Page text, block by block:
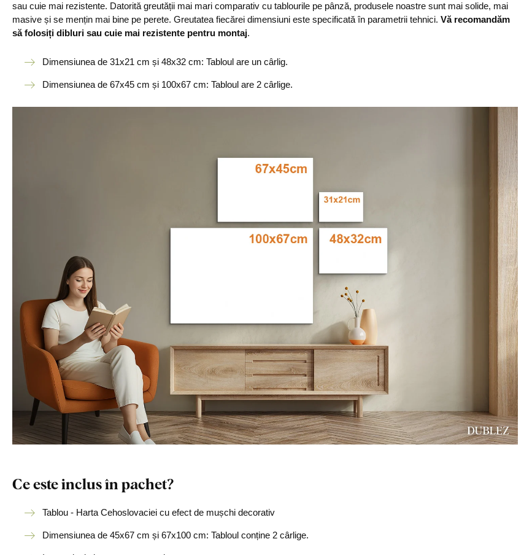
sau cuie mai rezistente. Datorită greutății mai mari comparativ cu tablourile pe pânză, produsele noastre sunt mai solide, mai
masive și se mențin mai bine pe perete. Greutatea fiecărei dimensiuni este specificată în parametrii tehnici. Vă recomandăm
să folosiți dibluri sau cuie mai rezistente pentru montaj.
Dimensiunea de 31x21 cm și 48x32 cm: Tabloul are un cârlig.
Dimensiunea de 67x45 cm și 100x67 cm: Tabloul are 2 cârlige.
Ce este inclus în pachet?
Tablou - Harta Cehoslovaciei cu efect de mușchi decorativ
Dimensiunea de 45x67 cm și 67x100 cm: Tabloul conține 2 cârlige.